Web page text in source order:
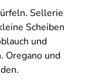
Sellerie
Scheiben
und
Oregano und